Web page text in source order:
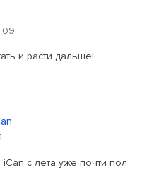
и расти дальше!
с лета уже почти пол